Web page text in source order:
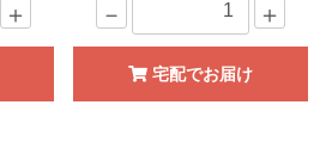
＋ － ＋
宅配でお届け